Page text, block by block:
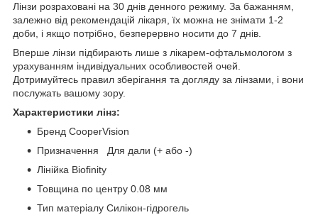
Лінзи розраховані на 30 днів денного режиму. За бажанням,
залежно від рекомендацій лікаря, їх можна не знімати 1-2
доби, і якщо потрібно, безперервно носити до 7 днів.
Вперше лінзи підбирають лише з лікарем-офтальмологом з
урахуванням індивідуальних особливостей очей.
Дотримуйтесь правил зберігання та догляду за лінзами, і вони
послужать вашому зору.
Характеристики лінз:
Бренд CooperVision
Призначення Для дали (+ або -)
Лінійка Biofinity
Товщина по центру 0.08 мм
Тип матеріалу Силікон-гідрогель